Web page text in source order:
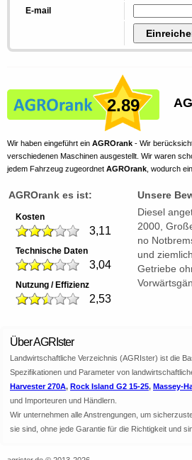
E-mail
2.89
Wir haben eingeführt ein AGROrank - Wir
verschiedenen Maschinen ausgestellt. Wir waren
jedem Fahrzeug zugeordnet AGROrank , wodurch
AGROrank es ist:
Kosten
3,11
Technische Daten
3,04
Nutzung / Effizienz
2,53
Unsere
Diesel
2000,
no
und
Getriebe
Über AGRIster
Landwirtschaftliche Verzeichnis (AGRIster) ist die
Spezifikationen und Parameter von
Harvester 270A, Rock Island G2 15-25, Massey-
und Importeuren und Händlern.
Wir unternehmen alle Anstrengungen, um
sie sind, ohne jede Garantie für die Richtigkeit und